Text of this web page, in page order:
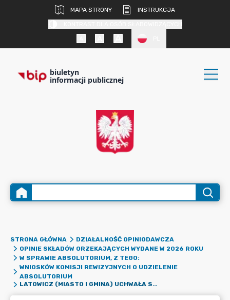
MAPA STRONY
INSTRUKCJA
biuletyn
informacji publicznej
STRONA GŁÓWNA
DZIAŁALNOŚĆ OPINIODAWCZA
OPINIE SKŁADÓW ORZEKAJĄCYCH WYDANE W 2026 ROKU
W SPRAWIE ABSOLUTORIUM, Z TEGO:
WNIOSKÓW KOMISJI REWIZYJNYCH O UDZIELENIE
ABSOLUTORIUM
LATOWICZ (MIASTO I GMINA) UCHWAŁA SO NR 3.F.1/342/2026 Z DNIA 12 CZERWCA 2026 ROKU